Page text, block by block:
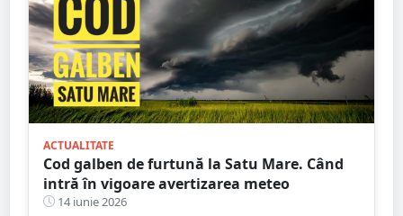
ACTUALITATE
Cod galben de furtună la Satu Mare. Când
intră în vigoare avertizarea meteo
14 iunie 2026